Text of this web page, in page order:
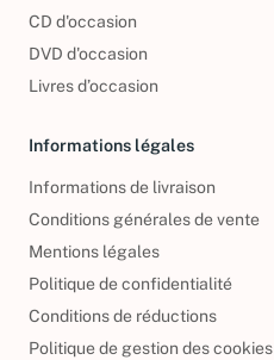
CD d'occasion
DVD d'occasion
Livres d’occasion
Informations légales
Informations de livraison
Conditions générales de vente
Mentions légales
Politique de confidentialité
Conditions de réductions
Politique de gestion des cookies